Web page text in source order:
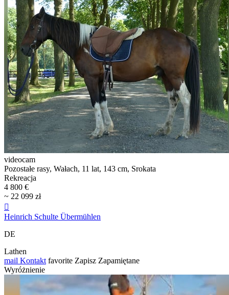
videocam
Pozostałe rasy, Wałach, 11 lat, 143 cm, Srokata
Rekreacja
4 800 €
~ 22 099 zł

Heinrich Schulte Übermühlen
DE
Lathen
mail Kontakt favorite Zapisz Zapamiętane
Wyróżnienie